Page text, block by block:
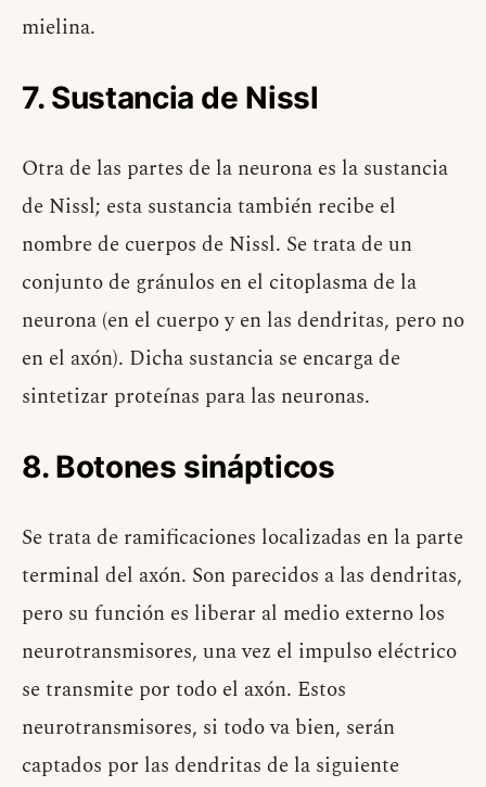
mielina.
7. Sustancia de Nissl
Otra de las partes de la neurona es la sustancia
de Nissl; esta sustancia también recibe el
nombre de cuerpos de Nissl. Se trata de un
conjunto de gránulos en el citoplasma de la
neurona (en el cuerpo y en las dendritas, pero no
en el axón). Dicha sustancia se encarga de
sintetizar proteínas para las neuronas.
8. Botones sinápticos
Se trata de ramificaciones localizadas en la parte
terminal del axón. Son parecidos a las dendritas,
pero su función es liberar al medio externo los
neurotransmisores, una vez el impulso eléctrico
se transmite por todo el axón. Estos
neurotransmisores, si todo va bien, serán
captados por las dendritas de la siguiente